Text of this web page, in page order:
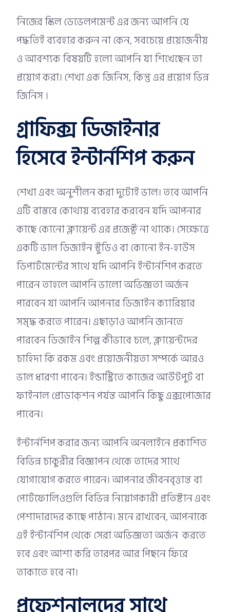
নিজের স্কিল ডেভেলপমেন্ট এর জন্য আপনি যে
পদ্ধতিই ব্যবহার করুন না কেন, সবচেয়ে প্রয়োজনীয়
ও আবশ্যক বিষয়টি হলো আপনি যা শিখেছেন তা
প্রয়োগ করা। শেখা এক জিনিস, কিন্তু এর প্রয়োগ ভিন্ন
জিনিস ।
গ্রাফিক্স ডিজাইনার
হিসেবে ইন্টার্নশিপ করুন
শেখা এবং অনুশীলন করা দুটোই ভাল। তবে আপনি
এটি বাস্তবে কোথায় ব্যবহার করবেন যদি আপনার
কাছে কোনো ক্লায়েন্ট এর প্রজেক্ট না থাকে। সেক্ষেত্রে
একটি ভাল ডিজাইন স্টুডিও বা কোনো ইন-হাউস
ডিপার্টমেন্টের সাথে যদি আপনি ইন্টার্নশিপ করতে
পারেন তাহলে আপনি ভালো অভিজ্ঞতা অর্জন
পারবেন যা আপনি আপনার ডিজাইন ক্যারিয়ার
সমৃদ্ধ করতে পারেন। এছাড়াও আপনি জানতে
পারবেন ডিজাইন শিল্প কীভাবে চলে, ক্লায়েন্টদের
চাহিদা কি রকম এবং প্রয়োজনীয়তা সম্পর্কে আরও
ভাল ধারণা পাবেন। ইন্ডাস্ট্রিতে কাজের আউটপুট বা
ফাইনাল প্রোডাক্শন পর্যন্ত আপনি কিছু এক্সপোজার
পাবেন।
ইন্টার্নশিপ করার জন্য আপনি অনলাইনে প্রকাশিত
বিভিন্ন চাকুরীর বিজ্ঞাপন থেকে তাদের সাথে
যোগাযোগ করতে পারেন। আপনার জীবনবৃত্তান্ত বা
পোর্টফোলিওগুলি বিভিন্ন নিয়োগকারী প্রতিষ্টান এবং
পেশাদারদের কাছে পাঠান। মনে রাখবেন, আপনাকে
এই ইন্টার্নশিপ থেকে সেরা অভিজ্ঞতা অর্জন করতে
হবে এবং আশা করি তারপর আর পিছনে ফিরে
তাকাতে হবে না।